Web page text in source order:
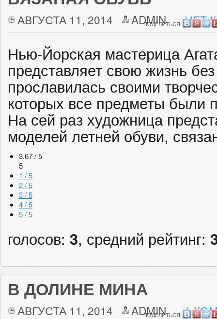
АВГУСТА 11, 2014 ADMIN НЕТ
ПОДЕЛИТЬСЯ:
Нью-Йорская мастерица
представляет свою жизнь
прославилась своими
которых все предметы были
На сей раз художница
моделей летней обуви,
3.67 / 5
5
1 / 5
2 / 5
3 / 5
4 / 5
5 / 5
голосов: 3, средний рейтинг:
В ДОЛИНЕ МИНА
АВГУСТА 11, 2014 ADMIN 1
ПОДЕЛИТЬСЯ: